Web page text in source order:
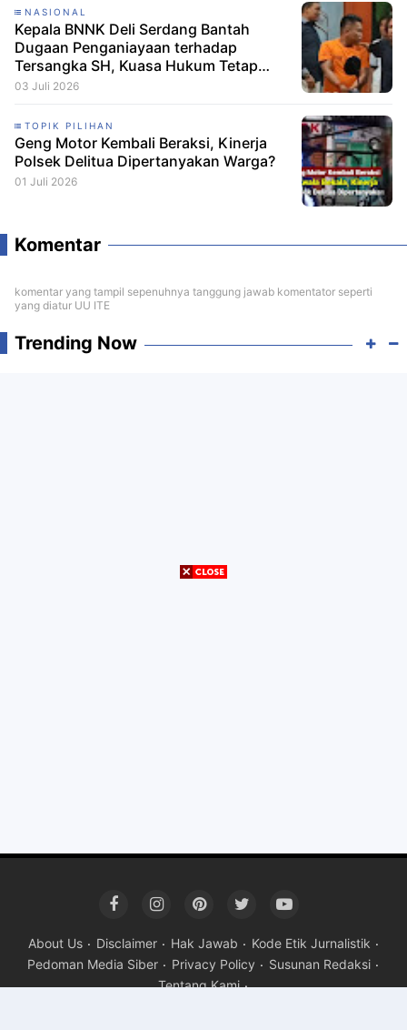
NASIONAL
Kepala BNNK Deli Serdang Bantah
Dugaan Penganiayaan terhadap
Tersangka SH, Kuasa Hukum Tetap
Minta CCTV Dibuka
03 Juli 2026
TOPIK PILIHAN
Geng Motor Kembali Beraksi, Kinerja
Polsek Delitua Dipertanyakan Warga?
01 Juli 2026
Komentar
komentar yang tampil sepenuhnya tanggung jawab komentator seperti
yang diatur UU ITE
Trending Now
About Us Disclaimer Hak Jawab
Kode Etik Jurnalistik
Pedoman Media Siber
Privacy Policy
Susunan Redaksi
Tentang Kami